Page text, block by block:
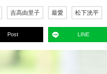
吉高由里子 最愛 松下洸平
Post LINE